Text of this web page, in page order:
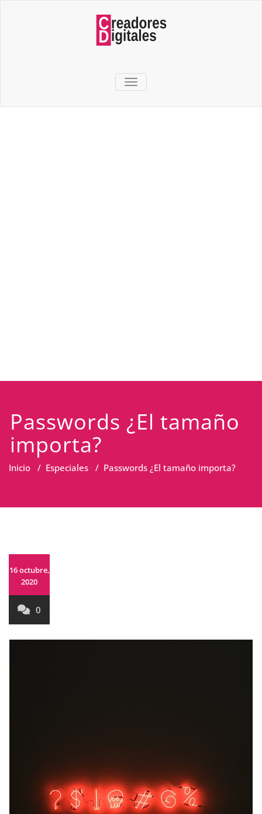
TOGGLE NAVIGATION
Passwords ¿El tamaño
importa?
Inicio / Especiales / Passwords ¿El tamaño importa?
16 octubre,
2020
0